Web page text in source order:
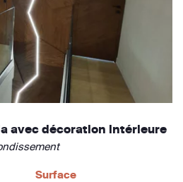
avec décoration intérieure
Surface